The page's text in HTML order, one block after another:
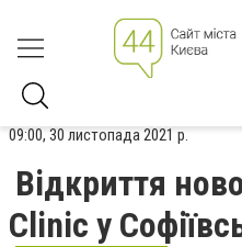
09:00, 30 листопада 2021 р.
Відкриття
Clinic у